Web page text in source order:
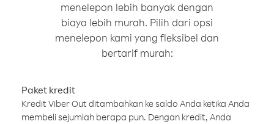
menelepon lebih banyak dengan
biaya lebih murah. Pilih dari opsi
menelepon kami yang fleksibel dan
bertarif murah:
Paket kredit
Kredit Viber Out ditambahkan ke saldo Anda ketika Anda
membeli sejumlah berapa pun. Dengan kredit, Anda